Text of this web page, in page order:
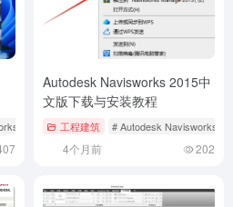
Manage
Autodesk Navisworks 2015中
文版下载与安装教程
工程建筑 # Autodesk Navisworks
4个月前 202